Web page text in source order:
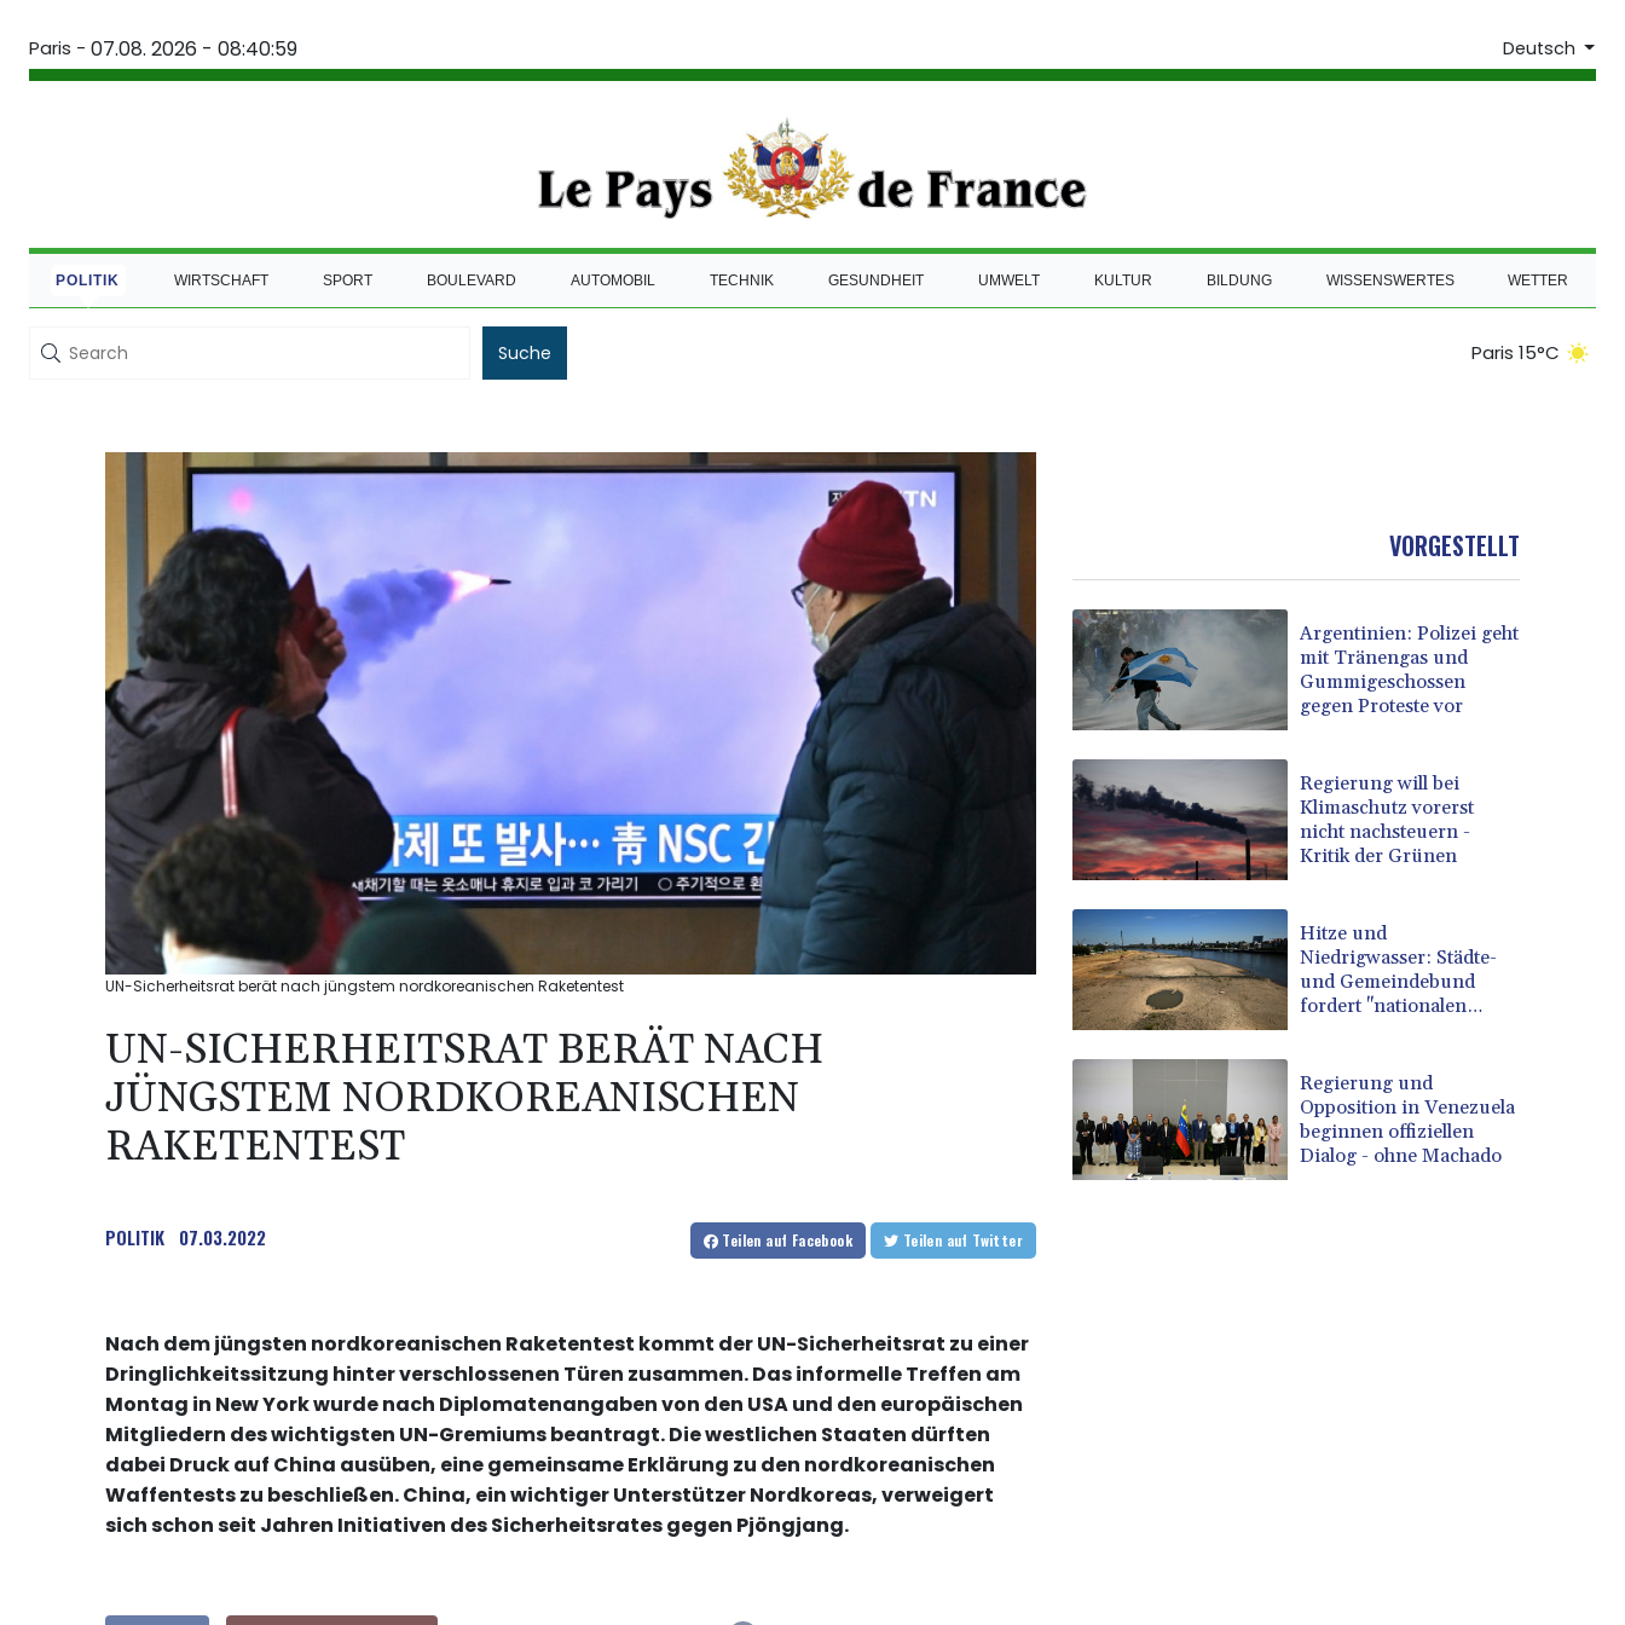
Paris - 07.08. 2026 - 08:40:59 Deutsch
POLITIK WIRTSCHAFT SPORT BOULEVARD AUTOMOBIL TECHNIK GESUNDHEIT UMWELT KULTUR BILDUNG WISSENSWERTES WETTER
Suche Paris 15°C
UN-Sicherheitsrat berät nach jüngstem nordkoreanischen Raketentest
UN-SICHERHEITSRAT BERÄT NACH
JÜNGSTEM NORDKOREANISCHEN
RAKETENTEST
POLITIK 07.03.2022 Teilen auf Facebook Teilen auf Twitter
Nach dem jüngsten nordkoreanischen Raketentest kommt der UN-Sicherheitsrat zu einer
Dringlichkeitssitzung hinter verschlossenen Türen zusammen. Das informelle Treffen am
Montag in New York wurde nach Diplomatenangaben von den USA und den europäischen
Mitgliedern des wichtigsten UN-Gremiums beantragt. Die westlichen Staaten dürften
dabei Druck auf China ausüben, eine gemeinsame Erklärung zu den nordkoreanischen
Waffentests zu beschließen. China, ein wichtiger Unterstützer Nordkoreas, verweigert
sich schon seit Jahren Initiativen des Sicherheitsrates gegen Pjöngjang.
VORGESTELLT
Argentinien: Polizei geht
mit Tränengas und
Gummigeschossen
gegen Proteste vor
Regierung will bei
Klimaschutz vorerst
nicht nachsteuern -
Kritik der Grünen
Hitze und
Niedrigwasser: Städte-
und Gemeindebund
fordert "nationalen
Regierung und
Opposition in Venezuela
beginnen offiziellen
Dialog - ohne Machado